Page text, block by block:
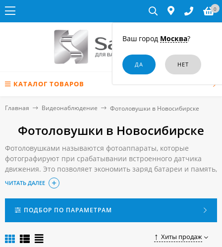
Ваш город Москва?
0
КАТАЛОГ ТОВАРОВ
Главная Видеонаблюдение Фотоловушки в Новосибирске
Фотоловушки в Новосибирске
Фотоловушками называются фотоаппараты, которые
фотографируют при срабатывании встроенного датчика
движения. Это позволяет экономить заряд батареи и память,
так как записываются в нее только нужные кадры, в которых
запечатлен двигающийся объект. Фотоловушки используют
для охраны территорий и выслеживания животных в целях
охоты.
Купить качественную и надежную фотоловушку по низкой
интернет-магазине.
ЧИТАТЬ ДАЛЕЕ
ПОДБОР ПО ПАРАМЕТРАМ
Хиты продаж